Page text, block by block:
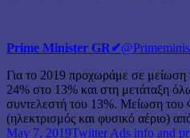
Prime Minister GR ✔
Για το 2019 προχωράμε σε
24% στο 13% και στη μετάταξη
συντελεστή του 13%. Μείωση του
(ηλεκτρισμός και φυσικό αέριο)
May 7, 2019Twitter Ads info and